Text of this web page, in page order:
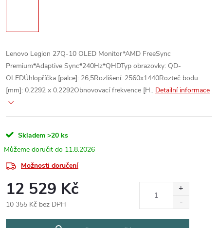
Lenovo Legion 27Q-10 OLED Monitor*AMD FreeSync
Premium*Adaptive Sync*240Hz*QHDTyp obrazovky: QD-
OLEDÚhlopříčka [palce]: 26,5Rozlišení: 2560x1440Rozteč bodu
[mm]: 0.2292 x 0.2292Obnovovací frekvence [H.. Detailní informace
Skladem >20 ks
11.8.2026
Možnosti doručení
12 529 Kč
10 355 Kč bez DPH